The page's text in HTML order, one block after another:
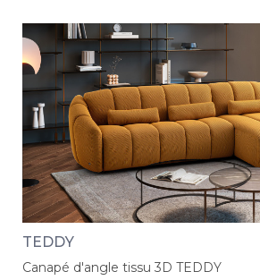
TEDDY
Canapé d'angle tissu 3D TEDDY